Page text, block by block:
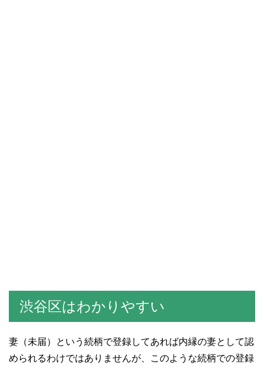
渋谷区はわかりやすい
妻（未届）という続柄で登録してあれば内縁の妻として認
められるわけではありませんが、このような続柄での登録